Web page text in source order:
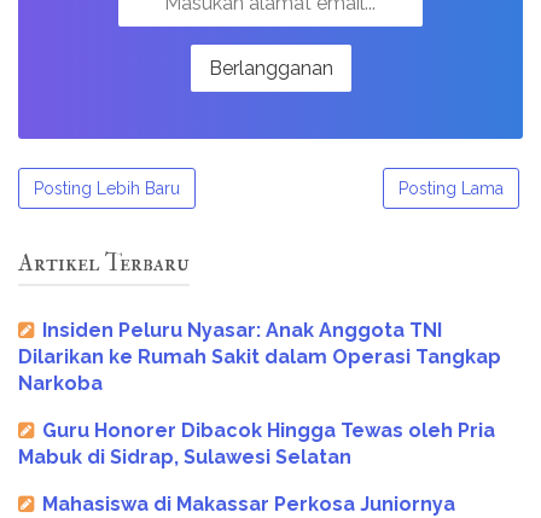
Posting Lebih Baru Posting Lama
Artikel Terbaru
Insiden Peluru Nyasar: Anak Anggota TNI
Dilarikan ke Rumah Sakit dalam Operasi Tangkap
Narkoba
Guru Honorer Dibacok Hingga Tewas oleh Pria
Mabuk di Sidrap, Sulawesi Selatan
Mahasiswa di Makassar Perkosa Juniornya